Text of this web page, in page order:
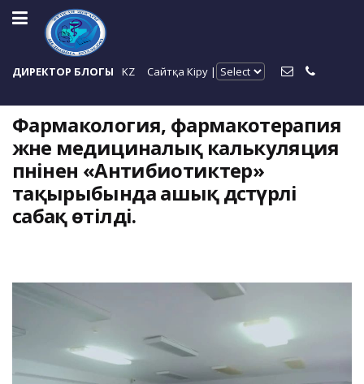
ДИРЕКТОР БЛОГЫ KZ Сайтқа Кіру |
Фармакология, фармакотерапия
және медициналық калькуляция
пәнінен «Антибиотиктер»
тақырыбында ашық дәстүрлі
сабақ өтілді.